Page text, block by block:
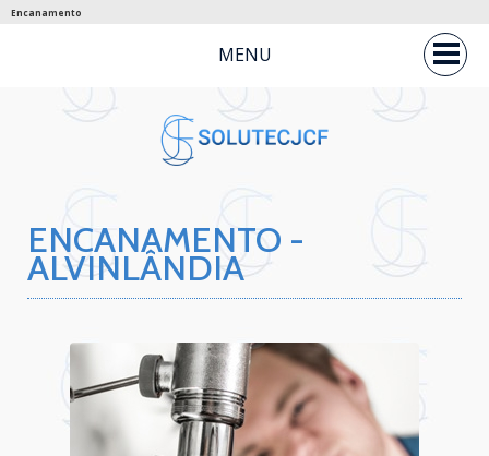
Encanamento
MENU
ENCANAMENTO -
ALVINLÂNDIA